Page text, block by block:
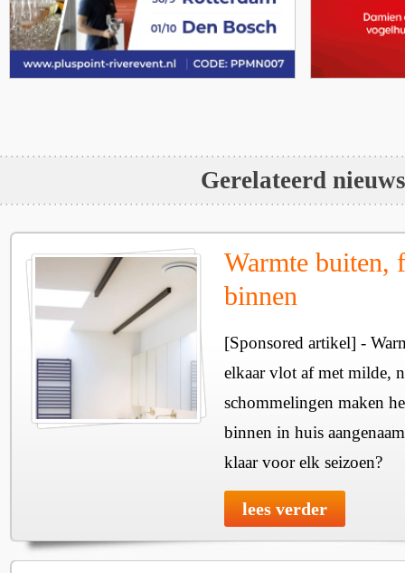
Gerelateerd nieuws
Warmte buiten,
binnen
[Sponsored artikel] -
elkaar vlot af met milde,
schommelingen maken
binnen in huis
klaar voor elk seizoen?
lees verder